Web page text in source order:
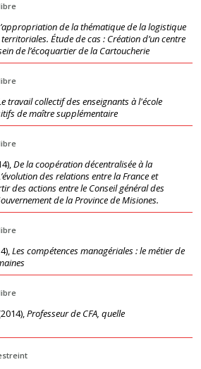
de la thématique de la logistique
Étude de cas : Création d’un centre
de l’écoquartier de la Cartoucherie
travail collectif des enseignants à l'école
de maître supplémentaire
),De la coopération décentralisée à la
des relations entre la France et
des actions entre le Conseil général des
de la Province de Misiones.
),Les compétences managériales : le métier de
2014),Professeur de CFA, quelle